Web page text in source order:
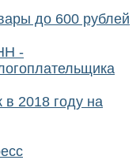
до 600 рублей
-
в 2018 году на